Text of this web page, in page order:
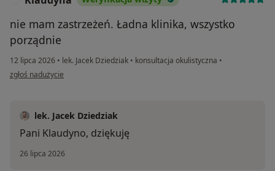
nie mam zastrzeżeń. Ładna klinika, wszystko
porządnie
12 lipca 2026 • lek. Jacek Dziedziak • konsultacja okulistyczna •
w opinii użytkownika Klaudyna
zgłoś nadużycie
lek. Jacek Dziedziak
Pani Klaudyno, dziękuję
26 lipca 2026